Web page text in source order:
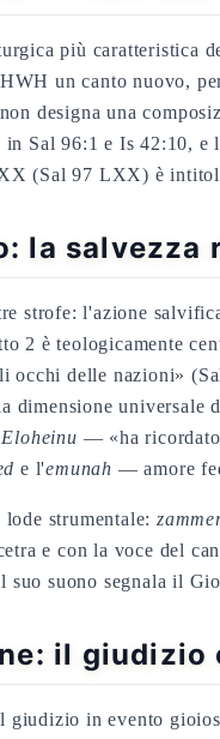
più caratteristica
un canto nuovo,
designa una
Sal 96:1 e Is 42:10, e
(Sal 97 LXX) è
la salvezza
strofe: l'azione
2 è teologicamente
occhi delle nazioni»
dimensione
— «ha ricordato
e l'emunah — amore
strumentale:
e con la voce del
suo suono segnala il
il giudizio
giudizio in evento